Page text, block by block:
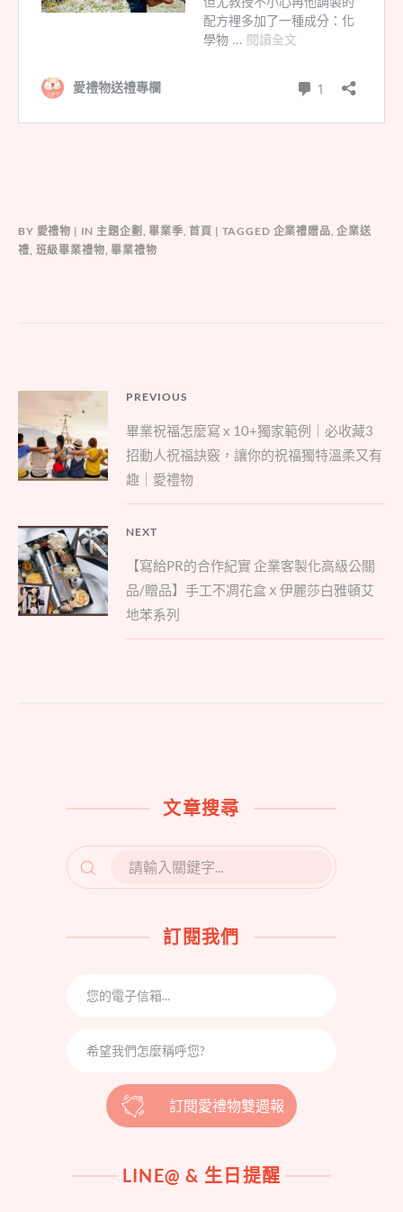
BY 愛禮物 IN 主題企劃 ,畢業季 ,首頁 TAGGED 企業禮贈品 ,企業送
禮 班級畢業禮物 ,畢業禮物
文
章
導
覽
PREVIOUS
Previous
post:
畢業祝福怎麼寫 x 10+獨家範例｜必收藏3
招動人祝福訣竅，讓你的祝福獨特溫柔又有
趣｜愛禮物
NEXT
Next
post:
【寫給PR的合作紀實 企業客製化高級公關
品/贈品】手工不凋花盒ｘ伊麗莎白雅頓艾
地苯系列
文章搜尋
SEARCH
FOR:
訂閱我們
訂閱愛禮物雙週報
LINE@ & 生日提醒